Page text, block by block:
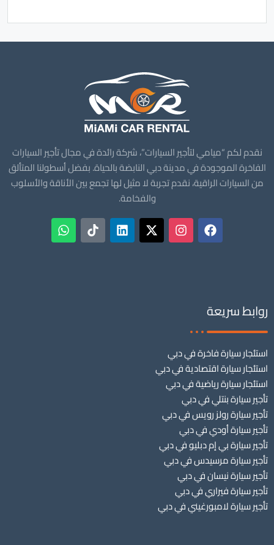
نقدم لكم “ميامي لتأجير السيارات”، شركة رائدة في مجال تأجير السيارات
الفاخرة الموجودة في مدينة دبي النابضة بالحياة. بفضل أسطولنا المتألق
من السيارات الراقية، نقدم تجربة لا مثيل لها تجمع بين الأناقة والأسلوب
والفخامة.
روابط سريعة
استئجار سيارة فاخرة في دبي
استئجار سيارة اقتصادية في دبي
استئجار سيارة رياضية في دبي
تأجير سيارة بنتلي في دبي
تأجير سيارة رولز رويس في دبي
تأجير سيارة أودي في دبي
تأجير سيارة بي إم دبليو في دبي
تأجير سيارة مرسيدس في دبي
تأجير سيارة نيسان في دبي
تأجير سيارة فيراري في دبي
تأجير سيارة لامبورغيني في دبي